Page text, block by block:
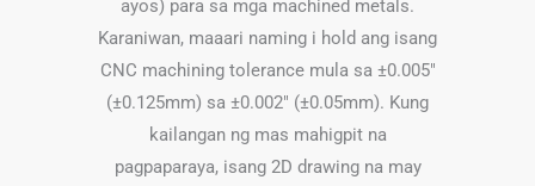
ayos) para sa mga machined metals.
Karaniwan, maaari naming i hold ang isang
CNC machining tolerance mula sa ±0.005"
(±0.125mm) sa ±0.002" (±0.05mm). Kung
kailangan ng mas mahigpit na
pagpaparaya, isang 2D drawing na may